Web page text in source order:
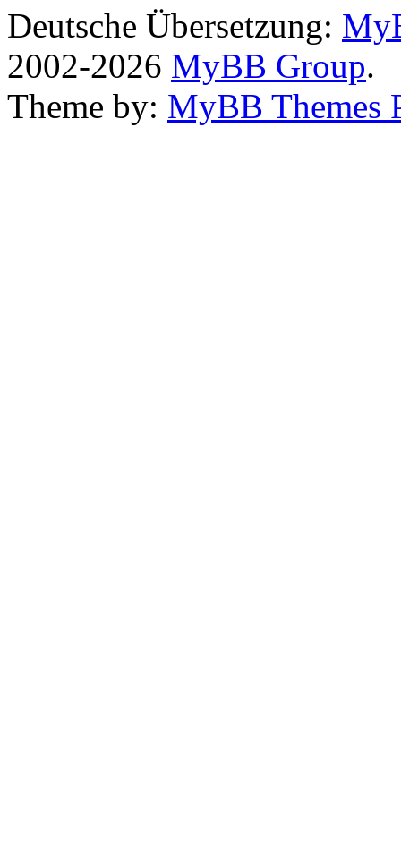
Deutsche Übersetzung:
2002-2026 MyBB Group.
Theme by: MyBB Themes